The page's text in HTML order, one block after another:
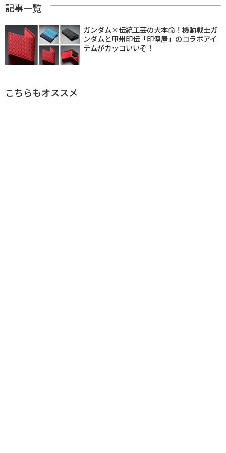
記事一覧
ガンダム×伝統工芸の大本命！機動戦士ガ
ンダムと甲州印伝「印傳屋」のコラボアイ
テムがカッコいいぞ！
こちらもオススメ